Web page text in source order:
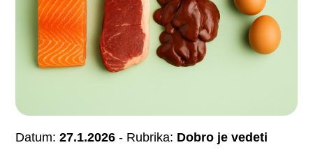
Datum:27.1.2026 - Rubrika: Dobro je vedeti